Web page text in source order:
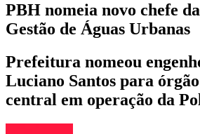
PBH nomeia novo chefe
Gestão de Águas Urbanas
Prefeitura nomeou
Luciano Santos para
central em operação da